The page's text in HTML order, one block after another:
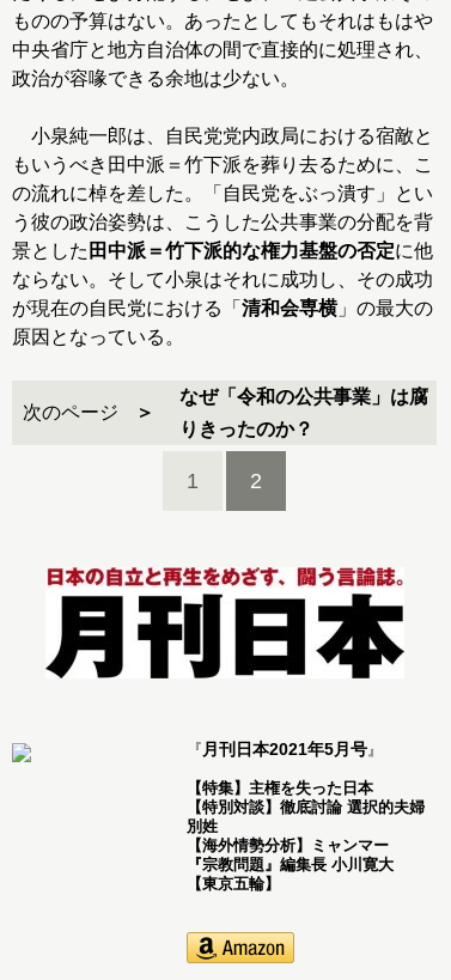
ものの予算はない。あったとしてもそれはもはや
中央省庁と地方自治体の間で直接的に処理され、
政治が容喙できる余地は少ない。
小泉純一郎は、自民党党内政局における宿敵と
もいうべき田中派＝竹下派を葬り去るために、こ
の流れに棹を差した。「自民党をぶっ潰す」とい
う彼の政治姿勢は、こうした公共事業の分配を背
景とした 田中派＝竹下派的な権力基盤の否定に他
ならない。そして小泉はそれに成功し、その成功
が現在の自民党における「 清和会専横」の最大の
原因となっている。
次のページ
なぜ「令和の公共事業」は腐
りきったのか？
1 2
『 月刊日本2021年5月号 』
【特集】主権を失った日本
【特別対談】徹底討論 選択的夫婦
別姓
【海外情勢分析】ミャンマー
『宗教問題』編集長 小川寛大
【東京五輪】